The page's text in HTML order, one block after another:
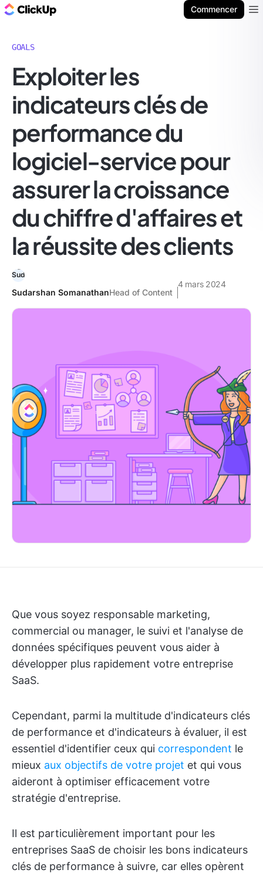
Commencer
GOALS
Exploiter les
indicateurs clés de
performance du
logiciel-service pour
assurer la croissance
du chiffre d'affaires et
la réussite des clients
Sudarshan SomanathanHead of Content
4 mars 2024
Que vous soyez responsable marketing,
commercial ou manager, le suivi et l'analyse de
données spécifiques peuvent vous aider à
développer plus rapidement votre entreprise
SaaS.
Cependant, parmi la multitude d'indicateurs clés
de performance et d'indicateurs à évaluer, il est
essentiel d'identifier ceux qui correspondent le
mieux aux objectifs de votre projet et qui vous
aideront à optimiser efficacement votre
stratégie d'entreprise.
Il est particulièrement important pour les
entreprises SaaS de choisir les bons indicateurs
clés de performance à suivre, car elles opèrent